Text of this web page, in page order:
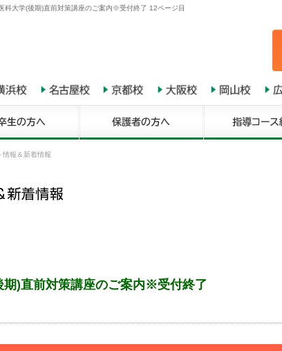
科大学(後期)直前対策講座のご案内※受付終了 12ページ目
情報＆新着情報
期)直前対策講座のご案内※受付終了